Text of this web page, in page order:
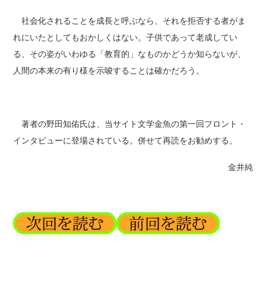
社会化されることを成長と呼ぶなら、それを拒否する者がま
れにいたとしてもおかしくはない。子供であって老成してい
る、その姿がいわゆる「教育的」なものかどうか知らないが、
人間の本来の有り様を示唆することは確かだろう。
著者の野田知佑氏は、当サイト文学金魚の第一回フロント・
インタビューに登場されている。併せて再読をお勧めする。
金井純